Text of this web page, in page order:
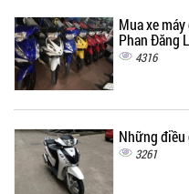
Mua xe
Phan Đăng
4316
Những điều
3261